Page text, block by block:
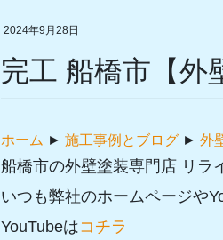
2024年9月28日
完工 船橋市【外
ホーム ► 施工事例とブログ ► 外
船橋市の外壁塗装専門店 リラ
いつも弊社のホームページや
YouTubeはコチラ